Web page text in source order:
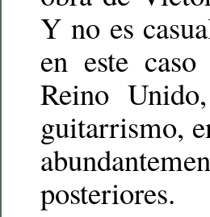
Y no es
en este
Reino
guitarrismo,
posteriores.